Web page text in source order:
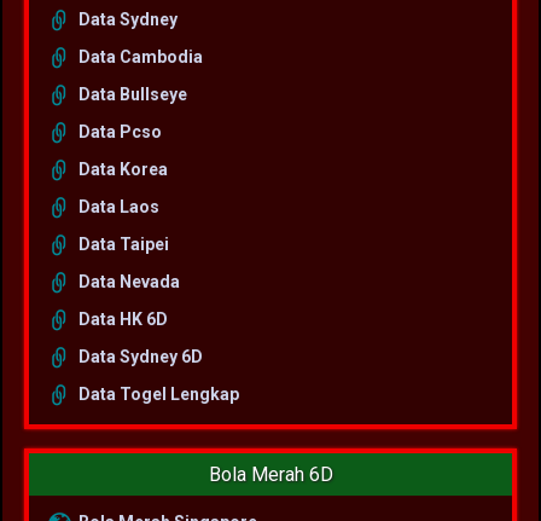
Data Sydney
Data Cambodia
Data Bullseye
Data Pcso
Data Korea
Data Laos
Data Taipei
Data Nevada
Data HK 6D
Data Sydney 6D
Data Togel Lengkap
Bola Merah 6D